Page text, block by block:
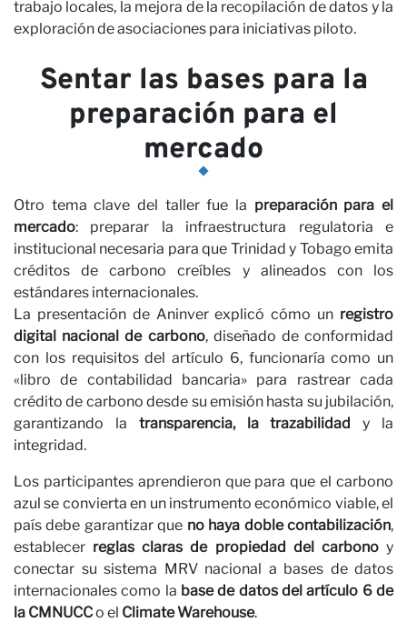
trabajo locales, la mejora de la recopilación de datos y la
exploración de asociaciones para iniciativas piloto.
Sentar las bases para la
preparación para el
mercado
Otro tema clave del taller fue la preparación para el
mercado: preparar la infraestructura regulatoria e
institucional necesaria para que Trinidad y Tobago emita
créditos de carbono creíbles y alineados con los
estándares internacionales.
La presentación de Aninver explicó cómo un registro
digital nacional de carbono, diseñado de conformidad
con los requisitos del artículo 6, funcionaría como un
«libro de contabilidad bancaria» para rastrear cada
crédito de carbono desde su emisión hasta su jubilación,
garantizando la transparencia, la trazabilidad y la
integridad.
Los participantes aprendieron que para que el carbono
azul se convierta en un instrumento económico viable, el
país debe garantizar que no haya doble contabilización,
establecer reglas claras de propiedad del carbonoy
conectar su sistema MRV nacional a bases de datos
internacionales como la base de datos del artículo 6 de
la CMNUCCo el Climate Warehouse.